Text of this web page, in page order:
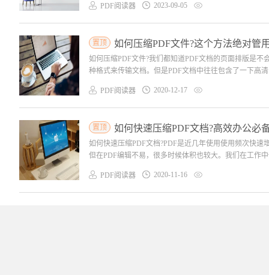
PDF阅读器 2023-09-05
置顶 如何压缩PDF文件?这个方法绝对管
如何压缩PDF文件?我们都知道PDF文档的页面排版是
种格式来传输文档。但是PDF文档中往往包含了一下高
PDF阅读器 2020-12-17
置顶 如何快速压缩PDF文档?高效办公必
如何快速压缩PDF文档?PDF是近几年使用使用频次快
但在PDF编辑不易，很多时候体积也较大。我们在工作
PDF阅读器 2020-11-16